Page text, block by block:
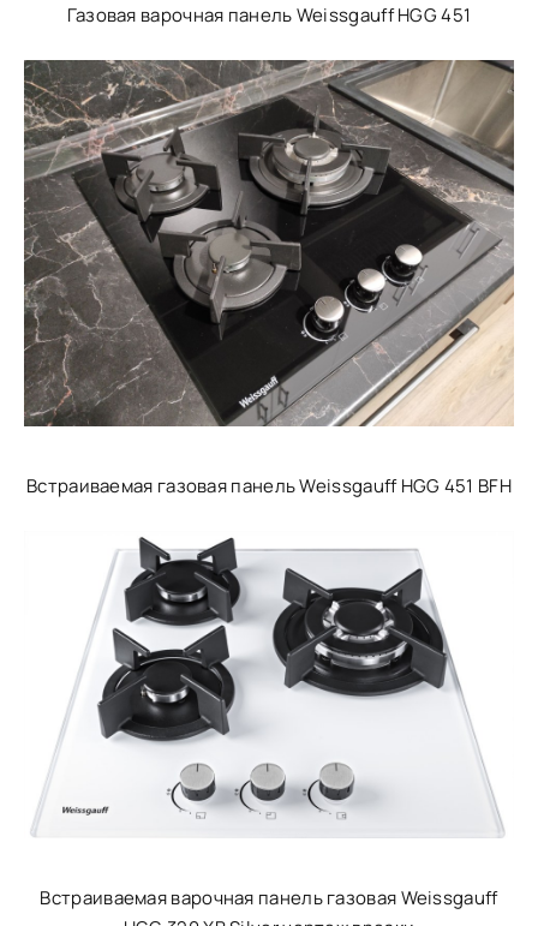
Газовая варочная панель Weissgauff HGG 451
Встраиваемая газовая панель Weissgauff HGG 451 BFH
Встраиваемая варочная панель газовая Weissgauff